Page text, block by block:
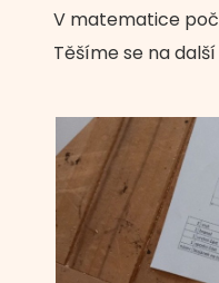
V matematice
Těšíme se na